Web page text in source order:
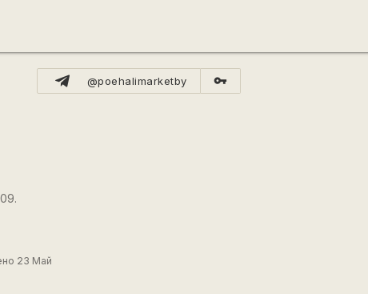
@poehalimarketby vpn_key
23 Май